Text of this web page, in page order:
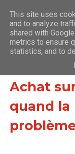
Achat
quand la
This site uses
and to analyze
shared with
metrics to ensure
statistics, and to